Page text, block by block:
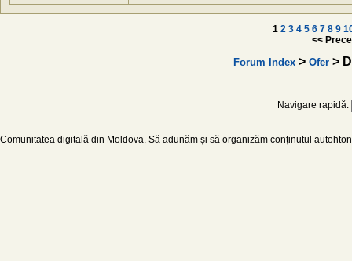
1 2 3 4 5 6 7 8 9
<<
Forum Index> Ofer>
Navigare rapidă:
Comunitatea digitală din Moldova. Să adunăm și să organizăm conținutul